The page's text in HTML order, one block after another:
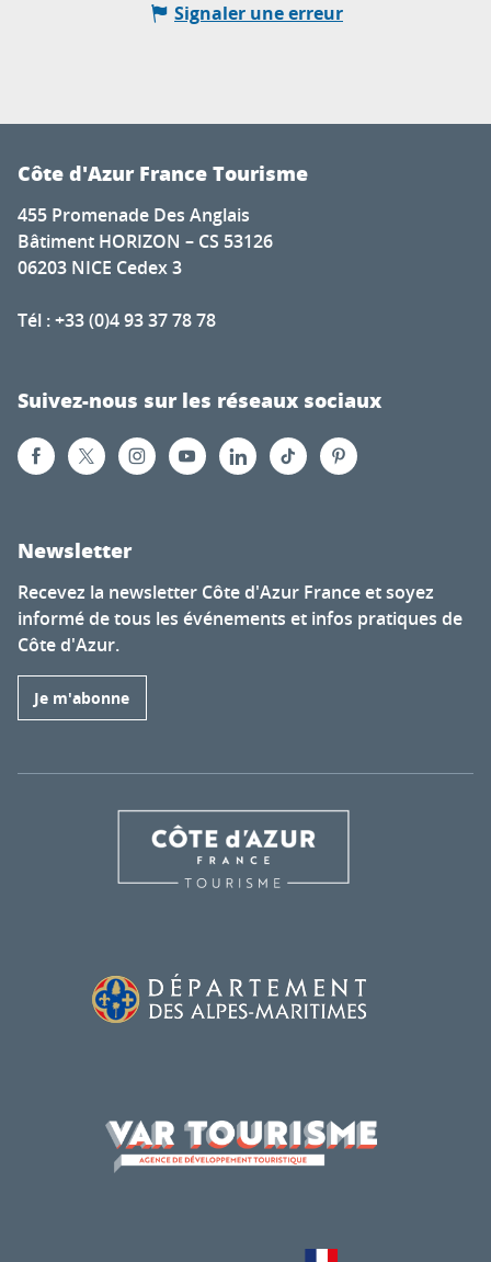
Signaler une erreur
Côte d'Azur France Tourisme
455 Promenade Des Anglais
Bâtiment HORIZON – CS 53126
06203 NICE Cedex 3
Tél : +33 (0)4 93 37 78 78
Suivez-nous sur les réseaux sociaux
Newsletter
Recevez la newsletter Côte d'Azur France et soyez
informé de tous les événements et infos pratiques de
Côte d'Azur.
Je m'abonne